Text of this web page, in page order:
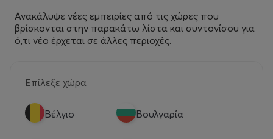
Ανακάλυψε νέες εμπειρίες από τις χώρες που
βρίσκονται στην παρακάτω λίστα και συντονίσου για
ό,τι νέο έρχεται σε άλλες περιοχές.
Επίλεξε χώρα
Βέλγιο Βουλγαρία